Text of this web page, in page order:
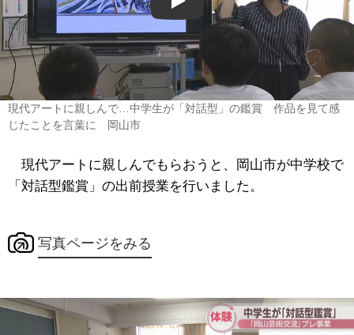
Play
現代アートに親しんで…中学生が「対話型」の鑑賞 作品を見て感
じたことを言葉に 岡山市
現代アートに親しんでもらおうと、岡山市が中学校で
「対話型鑑賞」の出前授業を行いました。
写真ページをみる